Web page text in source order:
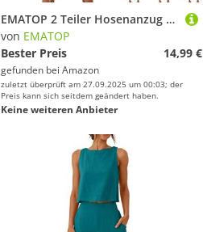
EMATOP 2 Teiler Hosenanzug Damen Elegant Zweiteiler Outfit Sommer Ärmelloses Tank Top und Hose Trainingsanzug Baumwolle Leinen Freizeitanzug mit Taschen Sportanzug Leicht Einfarbig Loungewear
von EMATOP
Bester Preis
14,99 €
gefunden bei Amazon
zuletzt überprüft am 27.09.2025 um 00:03; der
Preis kann sich seitdem geändert haben.
Keine weiteren Anbieter